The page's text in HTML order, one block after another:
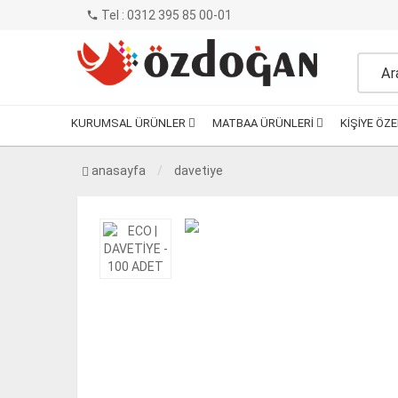
phone Tel : 0312 395 85 00-01
KURUMSAL ÜRÜNLER MATBAA ÜRÜNLERI KIŞIYE
anasayfa daveti̇ye